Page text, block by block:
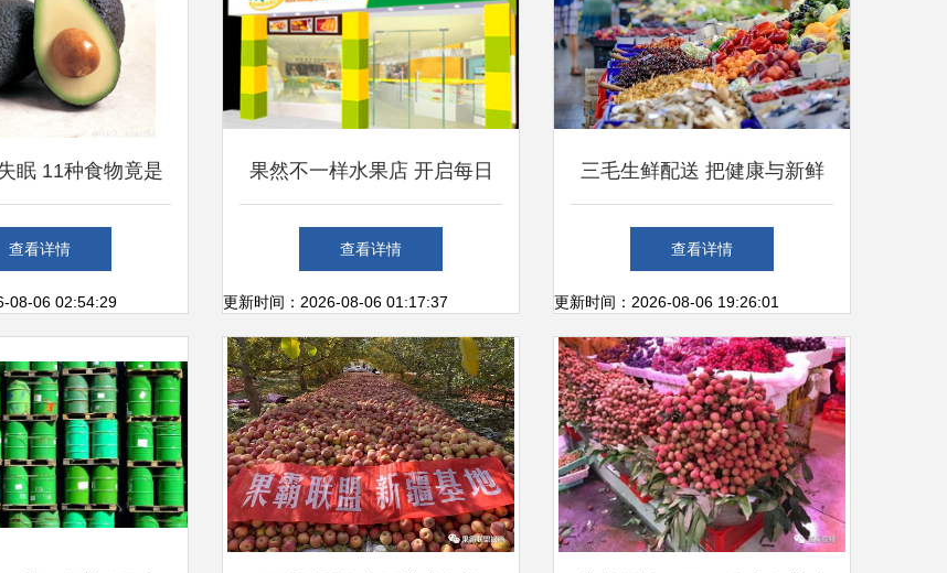
眠 11种食物竟是
良方与新鲜水果的
零售启示
查看详情
08-06 02:54:29
果然不一样水果店 开启每日
新鲜之旅
查看详情
更新时间：2026-08-06 01:17:37
三毛生鲜配送 把健康与新鲜
带回你身边
查看详情
更新时间：2026-08-06 19:26:01